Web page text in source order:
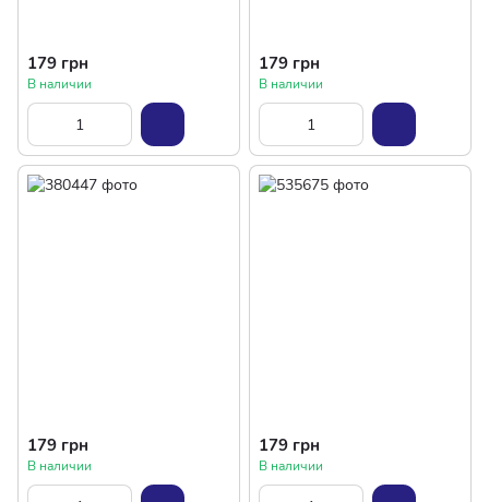
179 грн
В наличии
179 грн
В наличии
179 грн
В наличии
179 грн
В наличии